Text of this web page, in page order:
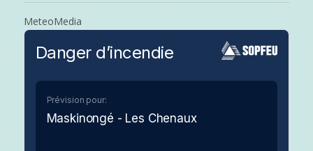
MeteoMedia
Danger d’incendie
Prévision pour:
Maskinongé - Les Chenaux